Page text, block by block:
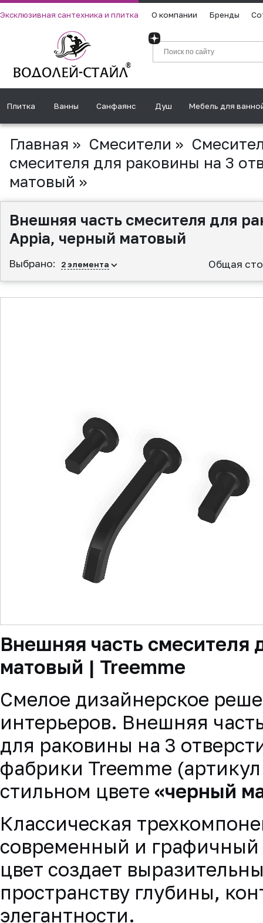
Эксклюзивная сантехника и плитка О компании Бренды
Плитка Ванны Санфаянс Душ Мебель для
Главная » Смесители »
смесителя для раковины на 3
матовый »
Внешняя часть смесителя для
Appia, черный матовый
Выбрано: 2элемента Общая
Внешняя часть
матовый | Treemme
Смелое дизайнерское
интерьеров. Внешняя
для раковины на 3
фабрики Treemme
стильном цвете «черный
Классическая
современный и
цвет создает
пространству глубины,
элегантности.